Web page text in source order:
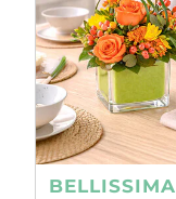
BELLISSIMA